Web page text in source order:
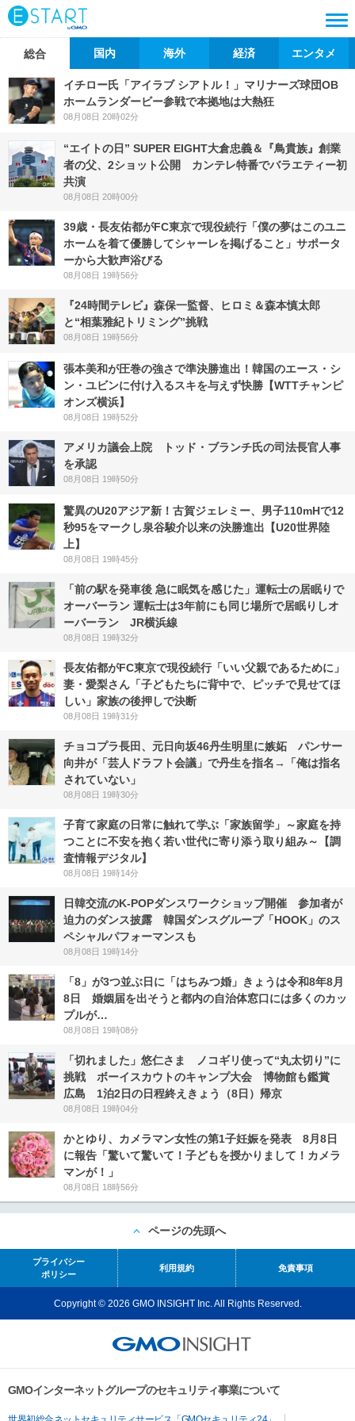
総合 国内 海外 経済 エンタメ
イチロー氏「アイラブ シアトル！」マリナーズ球団OB
ホームランダービー参戦で本拠地は大熱狂
08月08日 20時02分
“エイトの日” SUPER EIGHT大倉忠義＆『鳥貴族』創業
者の父、2ショット公開 カンテレ特番でバラエティー初
共演
08月08日 20時00分
39歳・長友佑都がFC東京で現役続行「僕の夢はこのユニ
ホームを着て優勝してシャーレを掲げること」サポータ
ーから大歓声浴びる
08月08日 19時56分
『24時間テレビ』森保一監督、ヒロミ＆森本慎太郎
と“相葉雅紀トリミング”挑戦
08月08日 19時56分
張本美和が圧巻の強さで準決勝進出！韓国のエース・シ
ン・ユビンに付け入るスキを与えず快勝【WTTチャンピ
オンズ横浜】
08月08日 19時52分
アメリカ議会上院 トッド・ブランチ氏の司法長官人事
を承認
08月08日 19時50分
驚異のU20アジア新！古賀ジェレミー、男子110mHで12
秒95をマークし泉谷駿介以来の決勝進出【U20世界陸
上】
08月08日 19時45分
「前の駅を発車後 急に眠気を感じた」運転士の居眠りで
オーバーラン 運転士は3年前にも同じ場所で居眠りしオ
ーバーラン JR横浜線
08月08日 19時32分
長友佑都がFC東京で現役続行「いい父親であるために」
妻・愛梨さん「子どもたちに背中で、ピッチで見せてほ
しい」家族の後押しで決断
08月08日 19時31分
チョコプラ長田、元日向坂46丹生明里に嫉妬 パンサー
向井が「芸人ドラフト会議」で丹生を指名→「俺は指名
されていない」
08月08日 19時30分
子育て家庭の日常に触れて学ぶ「家族留学」～家庭を持
つことに不安を抱く若い世代に寄り添う取り組み～【調
査情報デジタル】
08月08日 19時14分
日韓交流のK-POPダンスワークショップ開催 参加者が
迫力のダンス披露 韓国ダンスグループ「HOOK」のス
ペシャルパフォーマンスも
08月08日 19時14分
「8」が3つ並ぶ日に「はちみつ婚」きょうは令和8年8月
8日 婚姻届を出そうと都内の自治体窓口には多くのカッ
プルが…
08月08日 19時08分
「切れました」悠仁さま ノコギリ使って“丸太切り”に
挑戦 ボーイスカウトのキャンプ大会 博物館も鑑賞
広島 1泊2日の日程終えきょう（8日）帰京
08月08日 19時04分
かとゆり、カメラマン女性の第1子妊娠を発表 8月8日
に報告「驚いて驚いて！子どもを授かりまして！カメラ
マンが！」
08月08日 18時56分
ページの先頭へ
プライバシー
ポリシー
利用規約 免責事項
Copyright © 2026 GMO INSIGHT Inc. All Rights Reserved.
GMOインターネットグループのセキュリティ事業について